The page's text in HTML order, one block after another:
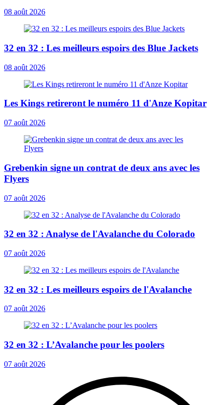
08 août 2026
32 en 32 : Les meilleurs espoirs des Blue Jackets
08 août 2026
Les Kings retireront le numéro 11 d'Anze Kopitar
07 août 2026
Grebenkin signe un contrat de deux ans avec les
Flyers
07 août 2026
32 en 32 : Analyse de l'Avalanche du Colorado
07 août 2026
32 en 32 : Les meilleurs espoirs de l'Avalanche
07 août 2026
32 en 32 : L’Avalanche pour les poolers
07 août 2026